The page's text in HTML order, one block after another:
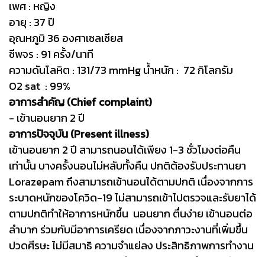
เพศ : หญิง
อายุ : 37 ปี
อุณหภูมิ 36 องศาเซลเซียส
ชีพจร : 91 ครั้ง/นาที
ความดันโลหิต : 131/73 mmHg น้ำหนัก : 72 กิโลกรัม
O2 sat : 99%
อาการสำคัญ (Chief complaint)
- เข้านอนยาก 2 ปี
อาการปัจจุบัน (Present illness)
เข้านอนยาก 2 ปี สามารถนอนได้เพียง 1-3 ชั่วโมงต่อคืน
เท่านั้น บางครั้งนอนไม่หลับทั้งคืน ปกติต้องรับประทานยา
Lorazepam ถึงสามารถเข้านอนได้ตามปกติ เนื่องจากการ
ระบาดหนักของโควิด-19 ไม่สามารถเข้าไปตรวจและรับยาได้
ตามปกติทำให้อาการหนักขึ้น นอนยาก ตื่นง่าย เข้านอนต่อ
ลำบาก ร่วมกับมีอาการเครียด เนื่องจากภาวะงานที่เพิ่มขึ้น
ปวดศีรษะ ไม่มีสมาธิ ความจำแย่ลง ประสิทธิภาพการทำงาน